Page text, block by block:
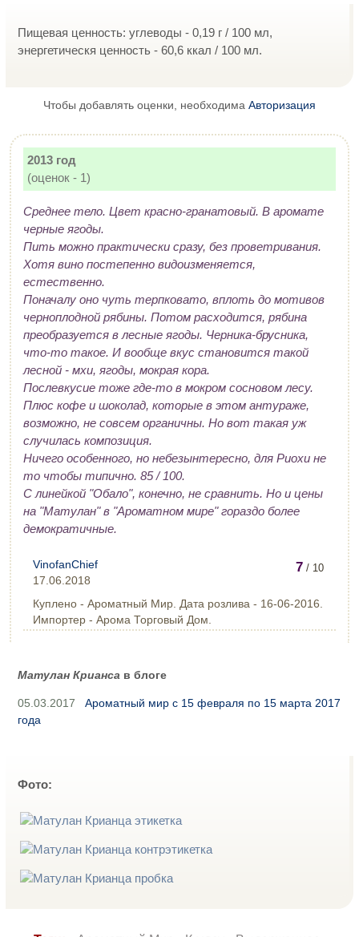
Пищевая ценность: углеводы - 0,19 г / 100 мл,
энергетическя ценность - 60,6 ккал / 100 мл.
Чтобы добавлять оценки, необходима Авторизация
2013 год
(оценок - 1)
Среднее тело. Цвет красно-гранатовый. В аромате
черные ягоды.
Пить можно практически сразу, без проветривания.
Хотя вино постепенно видоизменяется,
естественно.
Поначалу оно чуть терпковато, вплоть до мотивов
черноплодной рябины. Потом расходится, рябина
преобразуется в лесные ягоды. Черника-брусника,
что-то такое. И вообще вкус становится такой
лесной - мхи, ягоды, мокрая кора.
Послевкусие тоже где-то в мокром сосновом лесу.
Плюс кофе и шоколад, которые в этом антураже,
возможно, не совсем органичны. Но вот такая уж
случилась композиция.
Ничего особенного, но небезынтересно, для Риохи не
то чтобы типично. 85 / 100.
С линейкой "Обало", конечно, не сравнить. Но и цены
на "Матулан" в "Ароматном мире" гораздо более
демократичные.
7 / 10
VinofanChief
17.06.2018
Куплено - Ароматный Мир. Дата розлива - 16-06-2016.
Импортер - Арома Торговый Дом.
Матулан Крианса в блоге
05.03.2017
Ароматный мир с 15 февраля по 15 марта 2017
года
Фото: